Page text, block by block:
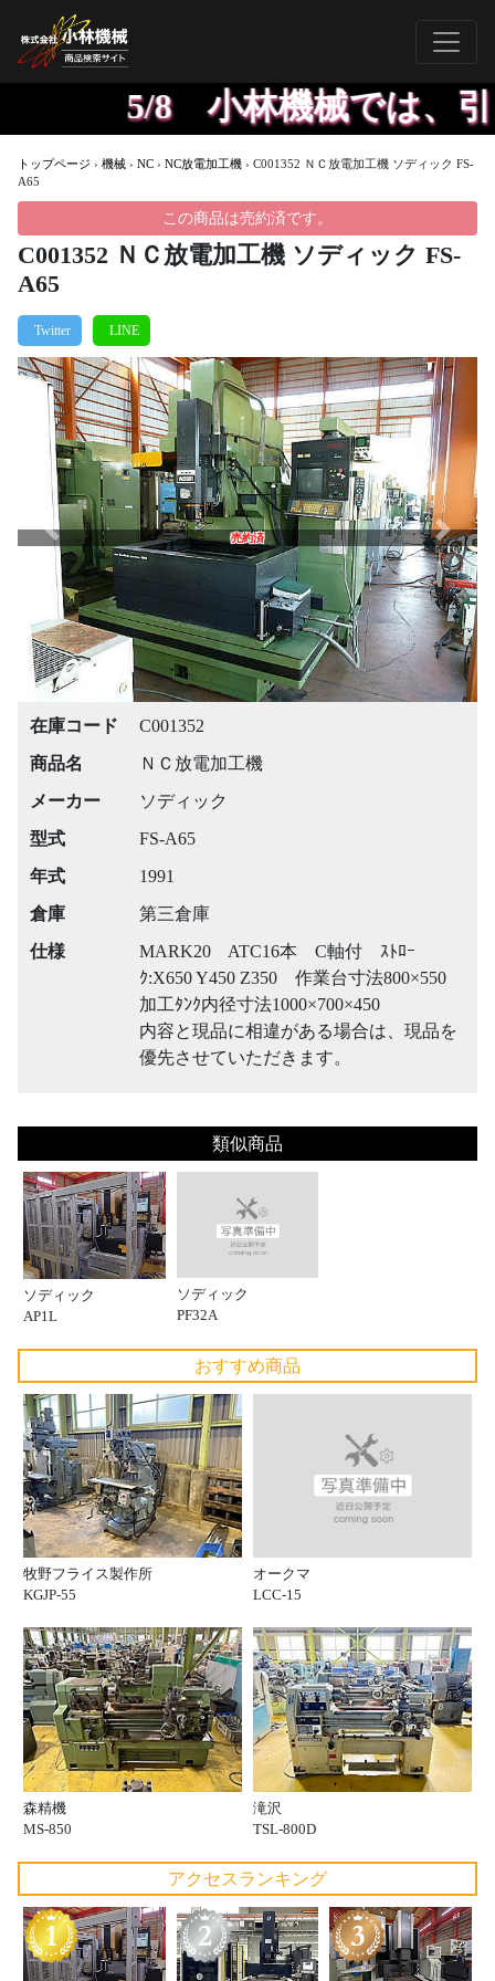
5/8 小林機械では、引っ
トップページ › 機械 › NC › NC放電加工機 › C001352 ＮＣ放電加工機 ソディック FS-
A65
この商品は売約済です。
C001352 ＮＣ放電加工機 ソディック FS-
A65
売約済
Previous Next
在庫コード
C001352
商品名
ＮＣ放電加工機
メーカー
ソディック
型式
FS-A65
年式
1991
倉庫
第三倉庫
仕様
MARK20 ATC16本 C軸付 ｽﾄﾛｰ
ｸ:X650 Y450 Z350 作業台寸法800×550
加工ﾀﾝｸ内径寸法1000×700×450
内容と現品に相違がある場合は、現品を
優先させていただきます。
類似商品
ソディック
AP1L
ソディック
PF32A
おすすめ商品
牧野フライス製作所
KGJP-55
オークマ
LCC-15
森精機
MS-850
滝沢
TSL-800D
アクセスランキング